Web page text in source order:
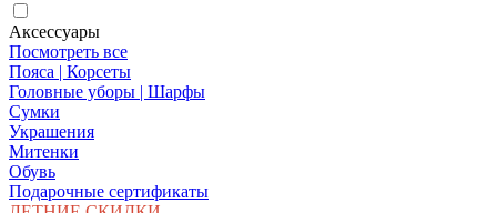
Аксессуары
Посмотреть все
Пояса | Корсеты
Головные уборы | Шарфы
Сумки
Украшения
Митенки
Обувь
Подарочные сертификаты